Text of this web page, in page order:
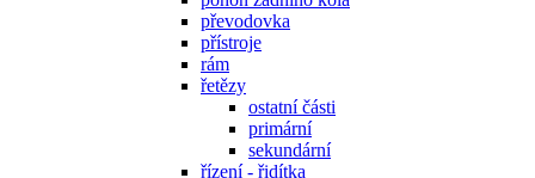
převodovka
přístroje
rám
řetězy
ostatní části
primární
sekundární
řízení - řidítka